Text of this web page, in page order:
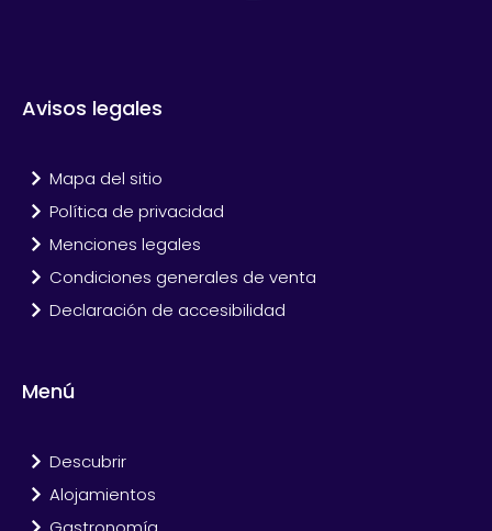
Avisos legales
Mapa del sitio
Política de privacidad
Menciones legales
Condiciones generales de venta
Declaración de accesibilidad
Menú
Descubrir
Alojamientos